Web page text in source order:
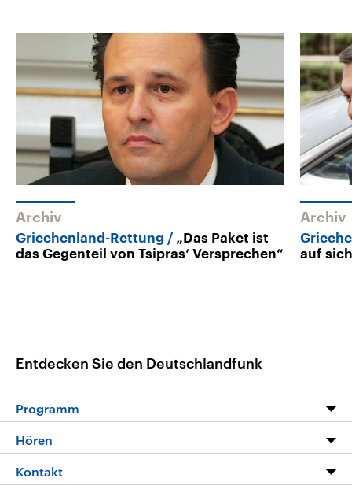
Archiv
Griechenland-Rettung
„Das Paket ist
das Gegenteil von Tsipras‘ Versprechen“
Archiv
auf
Entdecken Sie den Deutschlandfunk
Programm
Programm
Die Nachrichten
Hören
Livestream
Kontakt